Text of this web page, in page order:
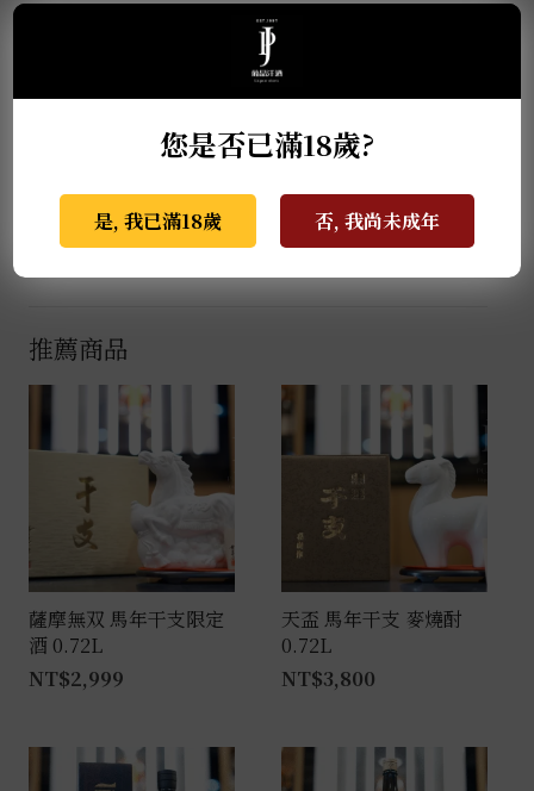
每天都沉浸在釀酒研究中。於是就有了「哥吉拉大戰純
米大吟釀」的故事。酒造研究的結果是，哥吉拉電池對
釀造的影響太大，但透過將其附著在瓶子上可以充分發
慧創造的精緻香氣和風味。
哥吉拉細胞一旦擴散將極度危險。請務必存放在
推薦商品
薩摩無双 馬年干支限定
酒 0.72L
NT$2,999
天盃 馬年干支 麥燒酎
0.72L
NT$3,800
您是否已滿18歲?
是, 我已滿18歲 否, 我尚未成年